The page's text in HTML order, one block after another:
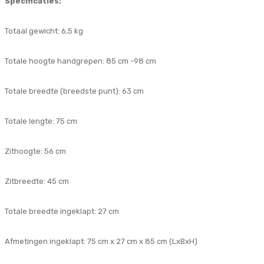
Totaal gewicht: 6,5 kg
Totale hoogte handgrepen: 85 cm -98 cm
Totale breedte (breedste punt): 63 cm
Totale lengte: 75 cm
Zithoogte: 56 cm
Zitbreedte: 45 cm
Totale breedte ingeklapt: 27 cm
Afmetingen ingeklapt: 75 cm x 27 cm x 85 cm (LxBxH)